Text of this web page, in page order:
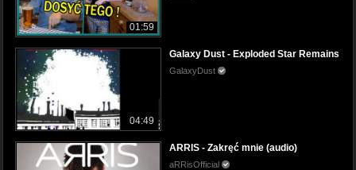
01:59
04:49
Galaxy Dust - Exploded Star Remains
GalaxyDust
ARRIS - Zakręć mnie (audio)
aRRisOfficial